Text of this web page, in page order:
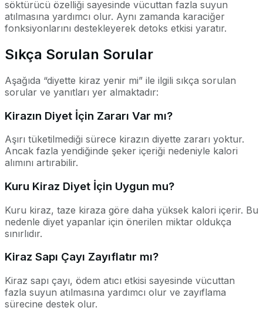
söktürücü özelliği sayesinde vücuttan fazla suyun
atılmasına yardımcı olur. Aynı zamanda karaciğer
fonksiyonlarını destekleyerek detoks etkisi yaratır.
Sıkça Sorulan Sorular
Aşağıda “diyette kiraz yenir mi” ile ilgili sıkça sorulan
sorular ve yanıtları yer almaktadır:
Kirazın Diyet İçin Zararı Var mı?
Aşırı tüketilmediği sürece kirazın diyette zararı yoktur.
Ancak fazla yendiğinde şeker içeriği nedeniyle kalori
alımını artırabilir.
Kuru Kiraz Diyet İçin Uygun mu?
Kuru kiraz, taze kiraza göre daha yüksek kalori içerir. Bu
nedenle diyet yapanlar için önerilen miktar oldukça
sınırlıdır.
Kiraz Sapı Çayı Zayıflatır mı?
Kiraz sapı çayı, ödem atıcı etkisi sayesinde vücuttan
fazla suyun atılmasına yardımcı olur ve zayıflama
sürecine destek olur.